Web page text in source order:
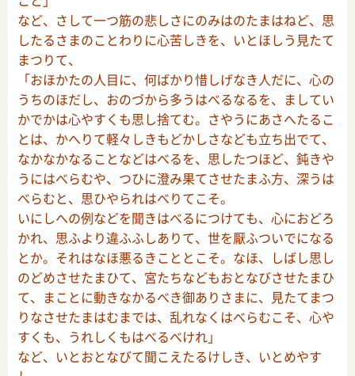
など、さして一つ筋の悲しさにのみはのたまはねど、思
したるさまのことわりに心苦しきを、いとほしう見たて
まつりて、
「おほかたの人目に、何ばかり惜しげなき人だに、心の
うちのほだし、おのづから多うはべるなるを、ましてい
かでかは心やすくも思し捨てむ。さやうにあさへたるこ
とは、かへりて軽々しきもどかしさなども立ち出でて、
なかなかなることなどはべるを、思したつほど、鈍きや
うにはべらむや、つひに澄み果てさせたまふ方、深うは
べらむと、思ひやられはべりてこそ。
いにしへの例などを聞きはべるにつけても、心におどろ
かれ、思ふより違ふふしありて、世を厭ふついでになる
とか。それはなほ悪るきこととこそ。なほ、しばし思し
のどめさせたまひて、宮たちなどもおとなびさせたまひ
て、まことに動きなかるべき御ありさまに、見たてまつ
りなさせたまはむまでは、乱れなくはべらむこそ、心や
すくも、うれしくもはべるべけれ」
など、いとおとなびて聞こえたるけしき、いとめやす